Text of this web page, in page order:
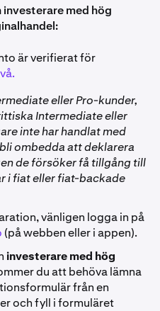
med hög
är verifierat för
eller Pro-kunder,
Intermediate eller
inte har handlat med
ombedda att deklarera
de försöker få tillgång till
i fiat eller fiat-backade
vänligen logga in på
(på webben eller i appen).
investerare med hög
du att behöva lämna
från en
och fyll i formuläret